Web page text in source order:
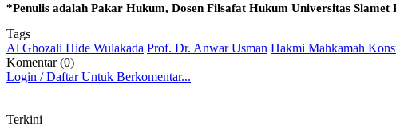
*Penulis adalah Pakar Hukum, Dosen Filsafat Hukum Universitas Slamet
Tags
Al Ghozali Hide Wulakada Prof. Dr. Anwar Usman Hakmi Mahkamah
Komentar (0)
Login / Daftar Untuk Berkomentar...
Terkini